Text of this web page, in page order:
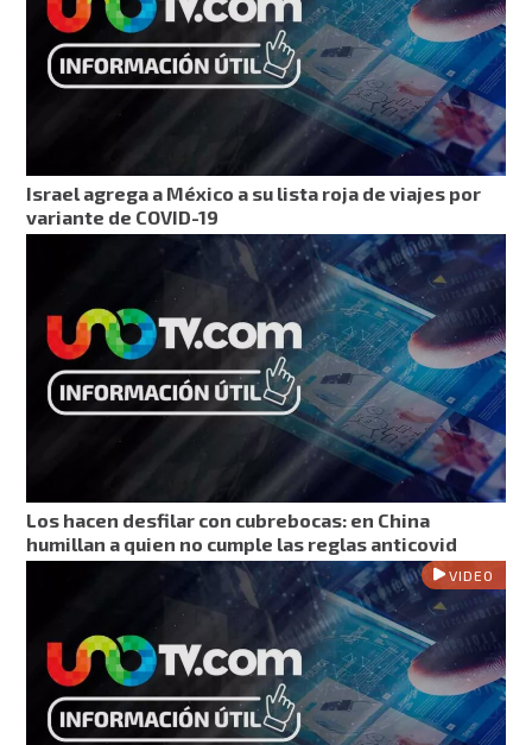
Israel agrega a México a su lista roja de viajes por
variante de COVID-19
Los hacen desfilar con cubrebocas: en China
humillan a quien no cumple las reglas anticovid
VIDEO